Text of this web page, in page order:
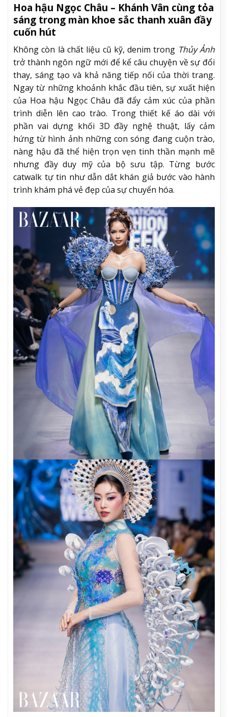
Hoa hậu Ngọc Châu – Khánh Vân cùng tỏa
sáng trong màn khoe sắc thanh xuân đầy
cuốn hút
Không còn là chất liệu cũ kỹ, denim trong Thủy Ảnh
trở thành ngôn ngữ mới để kể câu chuyện về sự đổi
thay, sáng tạo và khả năng tiếp nối của thời trang.
Ngay từ những khoảnh khắc đầu tiên, sự xuất hiện
của Hoa hậu Ngọc Châu đã đẩy cảm xúc của phần
trình diễn lên cao trào. Trong thiết kế áo dài với
phần vai dựng khối 3D đầy nghệ thuật, lấy cảm
hứng từ hình ảnh những con sóng đang cuộn trào,
nàng hậu đã thể hiện trọn vẹn tinh thần mạnh mẽ
nhưng đầy duy mỹ của bộ sưu tập. Từng bước
catwalk tự tin như dẫn dắt khán giả bước vào hành
trình khám phá vẻ đẹp của sự chuyển hóa.